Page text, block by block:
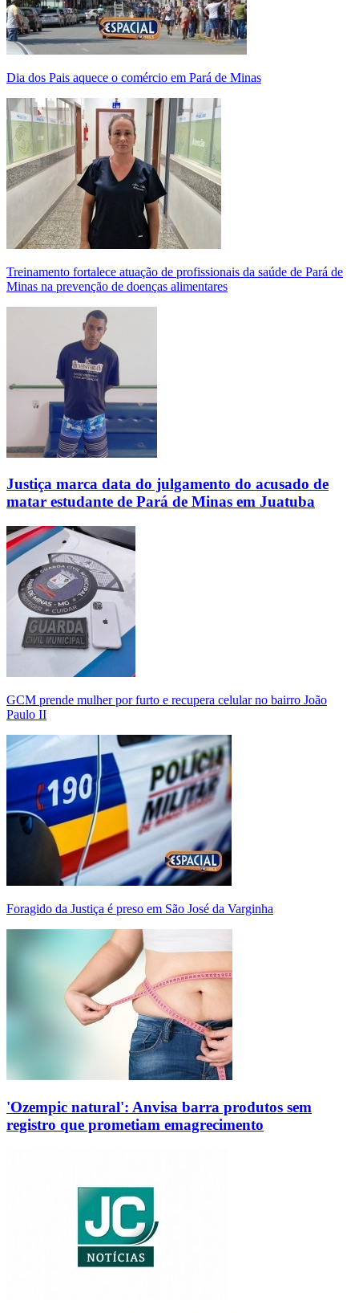
Dia dos Pais aquece o comércio em Pará de Minas
Treinamento fortalece atuação de profissionais da saúde de Pará de
Minas na prevenção de doenças alimentares
Justiça marca data do julgamento do acusado de
matar estudante de Pará de Minas em Juatuba
GCM prende mulher por furto e recupera celular no bairro João
Paulo II
Foragido da Justiça é preso em São José da Varginha
'Ozempic natural': Anvisa barra produtos sem
registro que prometiam emagrecimento